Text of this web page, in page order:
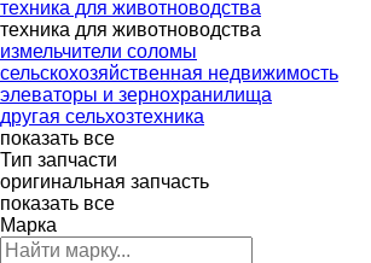
техника для животноводства
техника для животноводства
измельчители соломы
сельскохозяйственная недвижимость
элеваторы и зернохранилища
другая сельхозтехника
показать все
Тип запчасти
оригинальная запчасть
показать все
Марка